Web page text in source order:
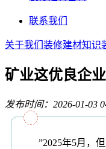
联系我们
关于我们 装修建材知识
矿业这优良企
发布时间：2026-01-03
”2025年5月，但